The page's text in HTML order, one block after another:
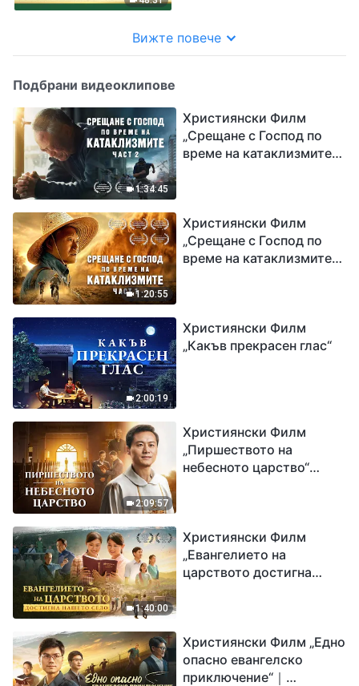
Вижте повече
Подбрани видеоклипове
1:34:45
Християнски Филм
„Срещане с Господ по
време на катаклизмите“
1:20:55
Християнски Филм
„Срещане с Господ по
време на катаклизмите“
2:00:19
Християнски Филм
„Какъв прекрасен глас“
2:09:57
Християнски Филм
„Пиршеството на
небесното царство“
1:40:00
Християнски Филм
„Евангелието на
царството достигна
Християнски Филм „Едно
опасно евангелско
приключение“｜